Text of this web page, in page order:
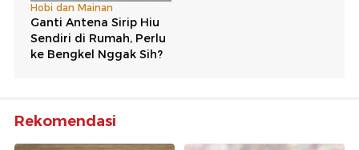
Rekomendasi